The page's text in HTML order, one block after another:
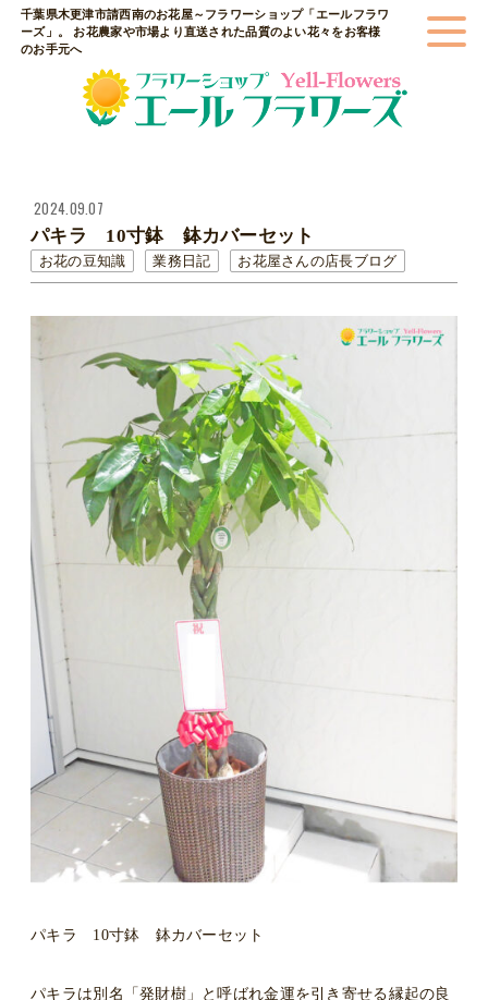
千葉県木更津市請西南のお花屋～フラワーショップ「エールフラワ
ーズ」。 お花農家や市場より直送された品質のよい花々をお客様
のお手元へ
2024.09.07
パキラ 10寸鉢 鉢カバーセット
お花の豆知識 業務日記 お花屋さんの店長ブログ
パキラ 10寸鉢 鉢カバーセット
パキラは別名「発財樹」と呼ばれ金運を引き寄せる縁起の良